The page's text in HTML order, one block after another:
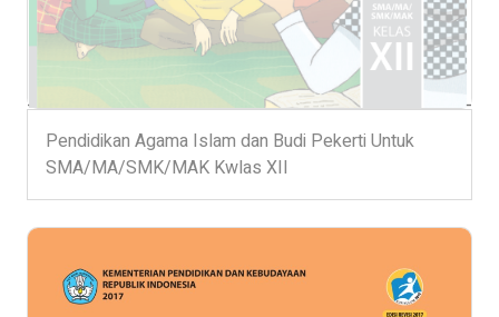
Pendidikan Agama Islam dan Budi Pekerti Untuk
SMA/MA/SMK/MAK Kwlas XII